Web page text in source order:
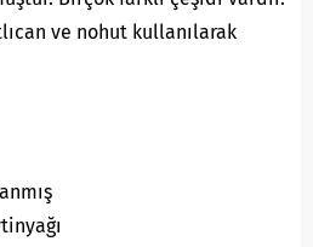
ve nohut kullanılarak